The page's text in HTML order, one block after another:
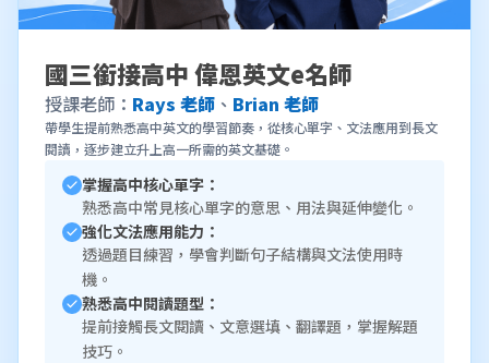
國三銜接高中 偉恩英文e名師
授課老師： Rays 老師 、 Brian 老師
帶學生提前熟悉高中英文的學習節奏，從核心單字、文法應用到長文
閱讀，逐步建立升上高一所需的英文基礎。
掌握高中核心單字：
熟悉高中常見核心單字的意思、用法與延伸變化。
強化文法應用能力：
透過題目練習，學會判斷句子結構與文法使用時
機。
熟悉高中閱讀題型：
提前接觸長文閱讀、文意選填、翻譯題，掌握解題
技巧。